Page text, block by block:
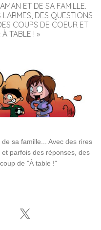
ET DE SA FAMILLE.
DES QUESTIONS
COUPS DE COEUR ET
TABLE ! »
sa famille... Avec des rires
parfois des réponses, des
de "À table !"